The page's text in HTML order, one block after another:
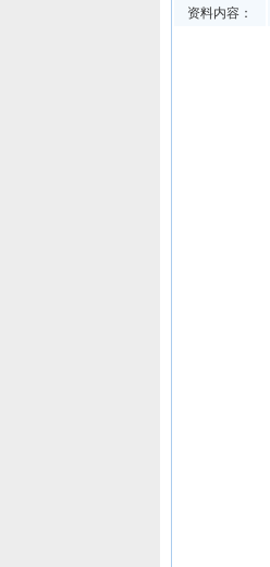
资料内容：